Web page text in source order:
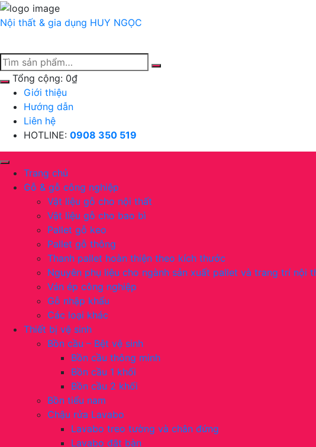
Chuyển
tới
Nội thất & gia dụng HUY NGỌC
Tổng cộng: 0₫
Giới thiệu
Hướng dẫn
Liên hệ
HOTLINE: 0908 350 519
Trang chủ
Gỗ & gỗ công nghiệp
Vật liệu gỗ cho nội thất
Vật liệu gỗ cho bao bì
Pallet gỗ keo
Pallet gỗ thông
Thanh pallet hoàn thiện theo kích thước
Nguyên phụ liệu cho ngành sản xuất pallet và trang trí nội
Ván ép công nghiệp
Gỗ nhập khẩu
Các loại khác
Thiết bị vệ sinh
Bồn cầu – Bệt vệ sinh
Bồn cầu thông minh
Bồn cầu 1 khối
Bồn cầu 2 khối
Bồn tiểu nam
Chậu rửa Lavabo
Lavabo treo tường và chân đứng
Lavabo đặt bàn